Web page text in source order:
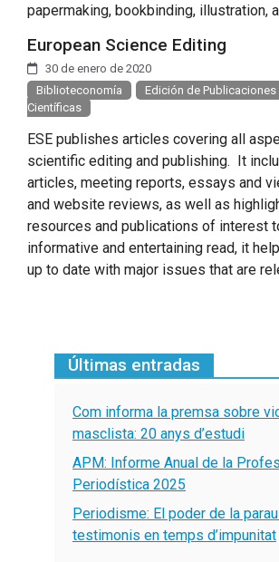
papermaking, bookbinding, illustration,
European Science Editing
30 de enero de 2020
Biblioteconomía
Edición de Publicaciones
Científicas
ESE publishes articles covering all
scientific editing and publishing. It
articles, meeting reports, essays and
and website reviews, as well as
resources and publications of interest
informative and entertaining read, it
up to date with major issues that are
Últimas entradas
Com informa la premsa sobre
masclista: 20 anys d’estudi
APM: Informe Anual de la
Periodística 2025
Periodisme: El poder de la
testimonis en temps d’impunitat